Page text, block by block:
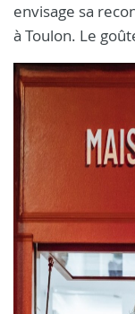
envisage sa
à Toulon. Le